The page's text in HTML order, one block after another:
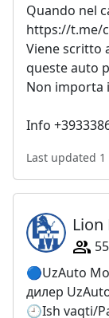
Quando nel
https://t.me/
Viene scritto
queste auto
Non importa
Info
Last updated
🔵UzAuto
дилер
🕘Ish vaqti/